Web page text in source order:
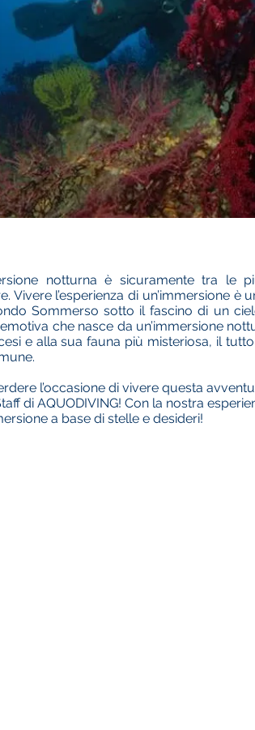
notturna è sicuramente tra le
Vivere l’esperienza di un’immersione è
Sommerso sotto il fascino di un
che nasce da un’immersione
e alla sua fauna più misteriosa, il
l’occasione di vivere questa
di AQUODIVING! Con la nostra
a base di stelle e desideri!